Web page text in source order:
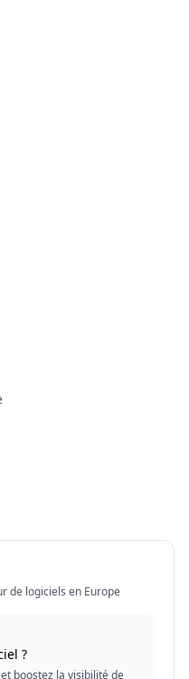
de logiciels en Europe
?
boostez la visibilité de